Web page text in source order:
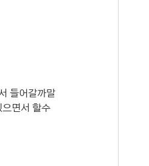
들어갈까말
면서 할수